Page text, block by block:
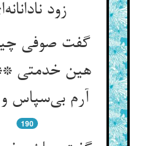
زود
گفت صوفی
هین خدمتی **
آرم بی‌سپاس
190